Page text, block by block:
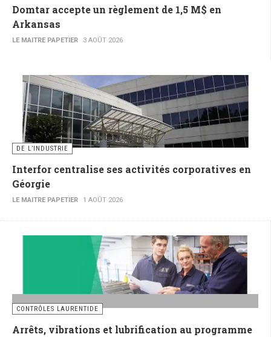
Domtar accepte un règlement de 1,5 M$ en
Arkansas
LE MAITRE PAPETIER 3 AOÛT 2026
DE L’INDUSTRIE
Interfor centralise ses activités corporatives en
Géorgie
LE MAITRE PAPETIER 1 AOÛT 2026
CONTRÔLES LAURENTIDE
Arrêts, vibrations et lubrification au programme